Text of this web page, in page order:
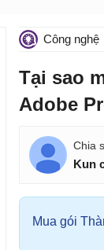
Công nghệ
Tại sao
Adobe
Kun
Mua gói